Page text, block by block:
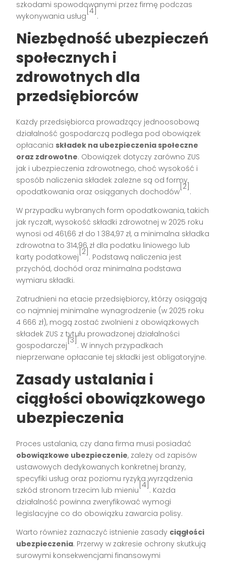
szkodami spowodowanymi przez firmę podczas
wykonywania usług
[4]
.
Niezbędność ubezpieczeń
społecznych i
zdrowotnych dla
przedsiębiorców
Każdy przedsiębiorca prowadzący jednoosobową
działalność gospodarczą podlega pod obowiązek
opłacania składek na ubezpieczenia społeczne
oraz zdrowotne. Obowiązek dotyczy zarówno ZUS
jak i ubezpieczenia zdrowotnego, choć wysokość i
sposób naliczenia składek zależne są od formy
opodatkowania oraz osiąganych dochodów
[2]
.
W przypadku wybranych form opodatkowania, takich
jak ryczałt, wysokość składki zdrowotnej w 2025 roku
wynosi od 461,66 zł do 1 384,97 zł, a minimalna składka
zdrowotna to 314,96 zł dla podatku liniowego lub
karty podatkowej
[2]
. Podstawą naliczenia jest
przychód, dochód oraz minimalna podstawa
wymiaru składki.
Zatrudnieni na etacie przedsiębiorcy, którzy osiągają
co najmniej minimalne wynagrodzenie (w 2025 roku
4 666 zł), mogą zostać zwolnieni z obowiązkowych
składek ZUS z tytułu prowadzonej działalności
gospodarczej
[3]
. W innych przypadkach
nieprzerwane opłacanie tej składki jest obligatoryjne.
Zasady ustalania i
ciągłości obowiązkowego
ubezpieczenia
Proces ustalania, czy dana firma musi posiadać
obowiązkowe ubezpieczenie, zależy od zapisów
ustawowych dedykowanych konkretnej branży,
specyfiki usług oraz poziomu ryzyka wyrządzenia
szkód stronom trzecim lub mieniu
[4]
. Każda
działalność powinna zweryfikować wymogi
legislacyjne co do obowiązku zawarcia polisy.
Warto również zaznaczyć istnienie zasady ciągłości
ubezpieczenia. Przerwy w zakresie ochrony skutkują
surowymi konsekwencjami finansowymi